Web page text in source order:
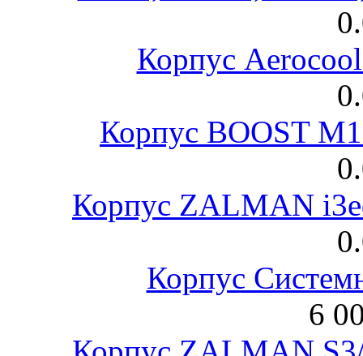
Корпус
Корпус BOOST
Корпус ZALMAN
Корпус
6